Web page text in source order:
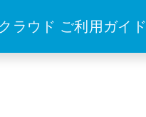
ラウド ご利用ガイド